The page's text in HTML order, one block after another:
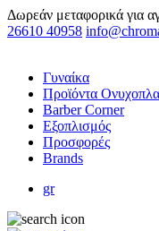
Δωρεάν μεταφορικά για
26610 40958
Γυναίκα
Προϊόντα
Barber Corner
Εξοπλισμός
Προσφορές
Brands
gr